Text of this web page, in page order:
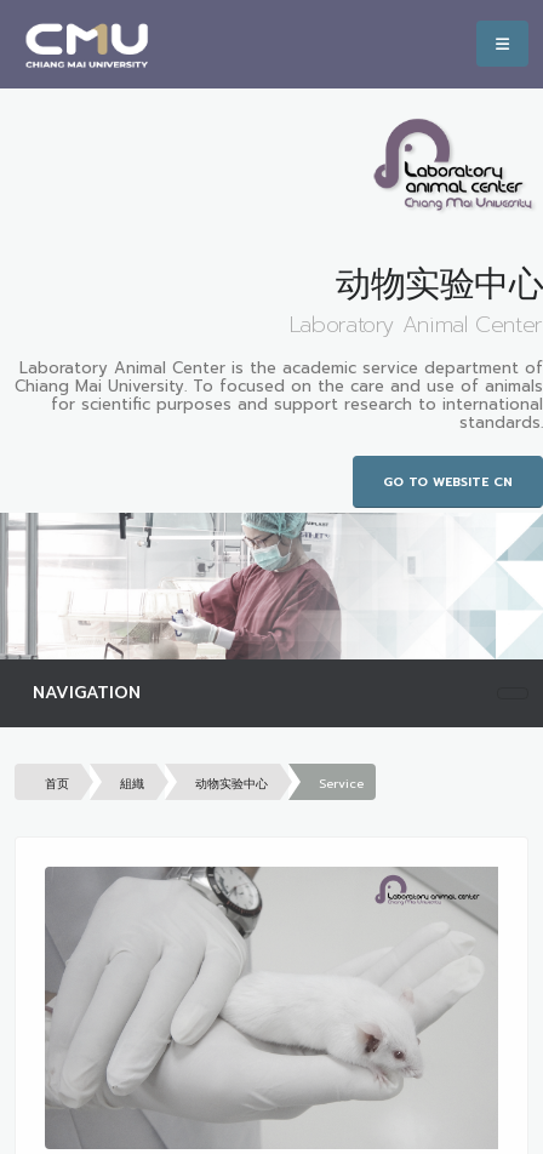
动物实验中心
Laboratory Animal Center
Laboratory Animal Center is the academic service department of
Chiang Mai University. To focused on the care and use of animals
for scientific purposes and support research to international
standards.
GO TO WEBSITE CN
NAVIGATION
首页 組織 动物实验中心 Service